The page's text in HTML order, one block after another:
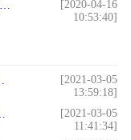
[2020-04-16
10:53:40]
[2021-03-05
13:59:18]
[2021-03-05
11:41:34]